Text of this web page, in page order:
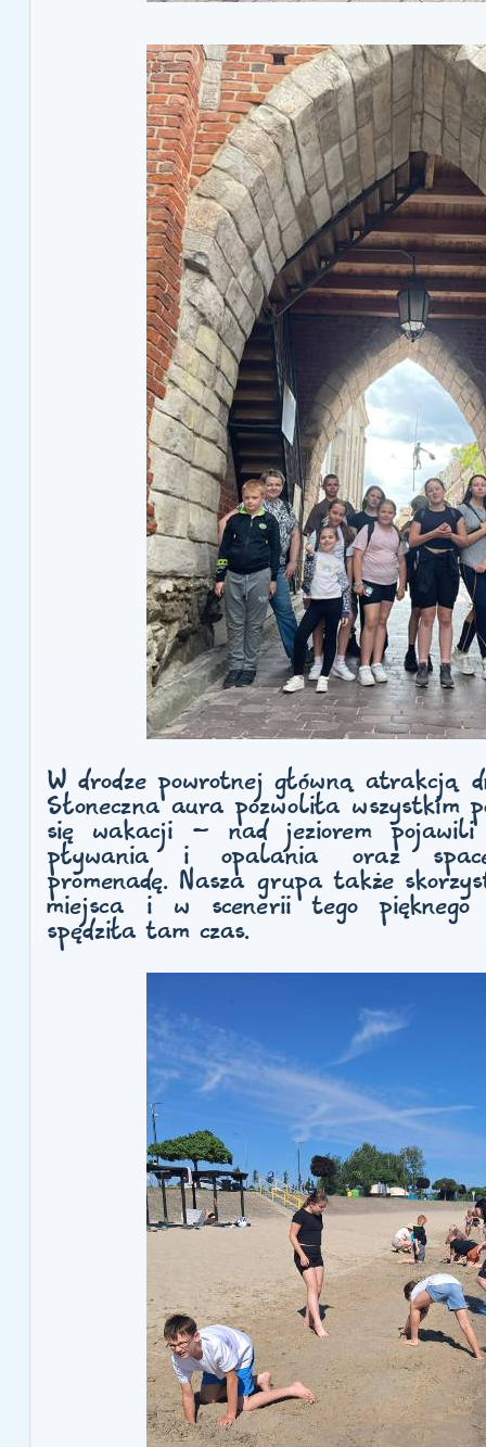
W drodze powrotnej główną
Słoneczna aura pozwoliła wszystkim
się wakacji – nad jeziorem
pływania i opalania oraz
promenadę. Nasza grupa także
miejsca i w scenerii tego pięknego
spędziła tam czas.